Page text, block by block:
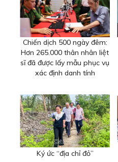
Chiến dịch 500 ngày đêm:
Hơn 265.000 thân nhân liệt
sĩ đã được lấy mẫu phục vụ
xác định danh tính
Ký ức “địa chỉ đỏ”